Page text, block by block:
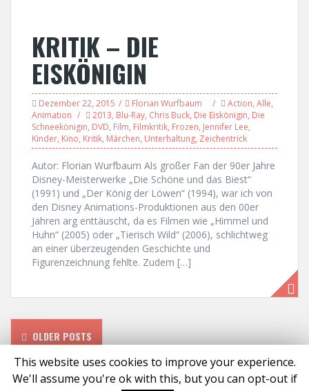
KRITIK – DIE
EISKÖNIGIN
Dezember 22, 2015 Florian Wurfbaum Action, Alle,
Animation
2013, Blu-Ray, Chris Buck, Die Eiskönigin, Die
Schneekönigin, DVD, Film, Filmkritik, Frozen, Jennifer Lee,
Kinder, Kino, Kritik, Märchen, Unterhaltung, Zeichentrick
Autor: Florian Wurfbaum Als großer Fan der 90er Jahre
Disney-Meisterwerke „Die Schöne und das Biest“
(1991) und „Der König der Löwen“ (1994), war ich von
den Disney Animations-Produktionen aus den 00er
Jahren arg enttäuscht, da es Filmen wie „Himmel und
Huhn“ (2005) oder „Tierisch Wild“ (2006), schlichtweg
an einer überzeugenden Geschichte und
Figurenzeichnung fehlte. Zudem […]
P
o
OLDER POSTS
This website uses cookies to improve your experience.
We'll assume you're ok with this, but you can opt-out if